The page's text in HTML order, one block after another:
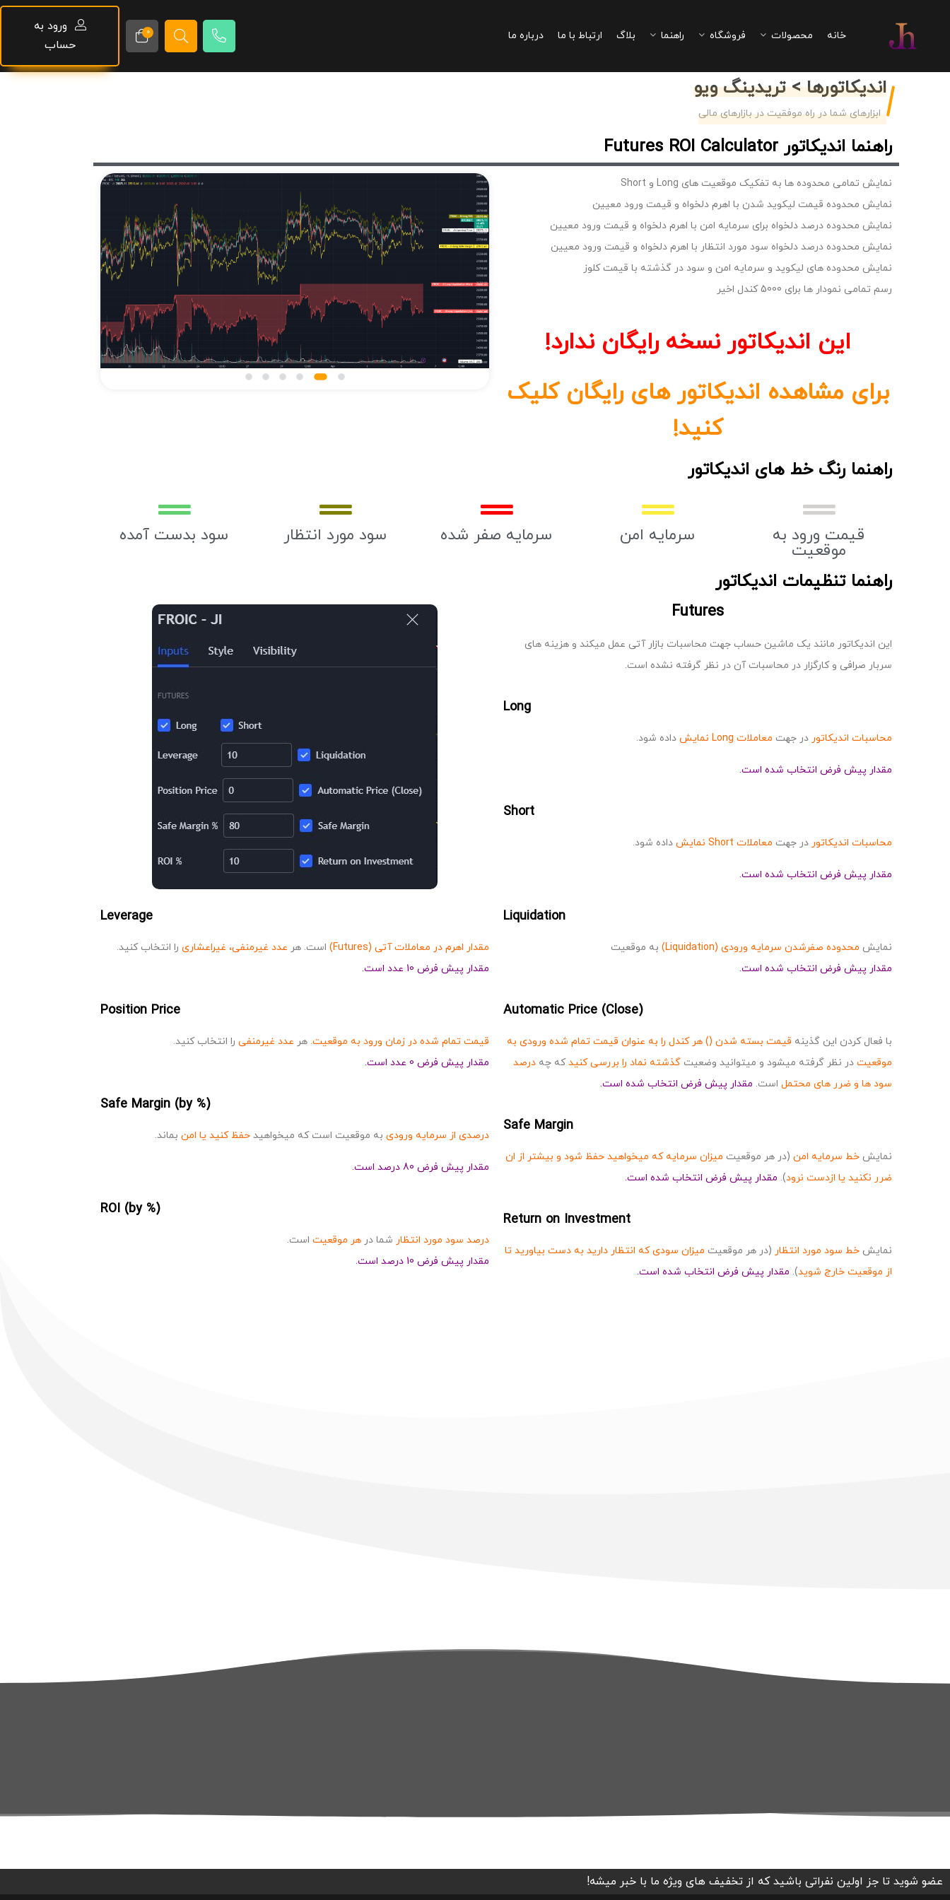
خانه محصولات فروشگاه راهنما بلاگ ارتباط با ما درباره ما 0
ورود به
حساب
اندیکاتورها > تریدینگ ویو
ابزارهای شما در راه موفقیت در بازارهای مالی
راهنما اندیکاتور Futures ROI Calculator
نمایش تمامی محدوده ها به تفکیک موقعیت های Long و Short
نمایش محدوده قیمت لیکوید شدن با اهرم دلخواه و قیمت ورود معیین
نمایش محدوده درصد دلخواه برای سرمایه امن با اهرم دلخواه و قیمت ورود معیین
نمایش محدوده درصد دلخواه سود مورد انتظار با اهرم دلخواه و قیمت ورود معیین
نمایش محدوده های لیکوید و سرمایه امن و سود در گذشته با قیمت کلوز
رسم تمامی نمودار ها برای 5000 کندل اخیر
این اندیکاتور نسخه رایگان ندارد!
برای مشاهده اندیکاتور های رایگان کلیک
کنید!
راهنما رنگ خط های اندیکاتور
قیمت ورود به
موقعیت
سرمایه امن سرمایه صفر شده سود مورد انتظار سود بدست آمده
راهنما تنظیمات اندیکاتور
Futures
این اندیکاتور مانند یک ماشین حساب جهت محاسبات بازار آتی عمل میکند و هزینه های
سربار صرافی و کارگزار در محاسبات آن در نظر گرفته نشده است.
Long
محاسبات اندیکاتور در جهت معاملات Long نمایش داده شود.
مقدار پیش فرض انتخاب شده است.
Short
محاسبات اندیکاتور در جهت معاملات Short نمایش داده شود.
مقدار پیش فرض انتخاب شده است.
Liquidation
نمایش محدوده صفرشدن سرمایه ورودی (Liquidation)
به موقعیت
مقدار پیش فرض انتخاب شده است.
Automatic Price (Close)
با فعال کردن این گذینه قیمت بسته شدن () هر کندل را به عنوان قیمت تمام شده ورودی به
موقعیت در نظر گرفته میشود و میتوانید وضعیت گذشته نماد را بررسی کنیدکه چه درصد
سود ها و ضرر های محتمل است. مقدار پیش فرض انتخاب شده است.
Safe Margin
نمایش خط سرمایه امن (در هر موقعیت میزان سرمایه که میخواهید حفظ شود و بیشتر از ان
ضرر نکنید یا ازدست نرود). مقدار پیش فرض انتخاب شده است.
Return on Investment
نمایش خط سود مورد انتظار (در هر موقعیت میزان سودی که انتظار دارید به دست بیاورید تا
از موقعیت خارج شوید). مقدار پیش فرض انتخاب شده است.
Leverage
مقدار اهرم در معاملات آتی (Futures) است. هر عدد غیرمنفی، غیراعشاری را انتخاب کنید.
مقدار پیش فرض 10 عدد است.
Position Price
قیمت تمام شده در زمان ورود به موقعیت. هر عدد غیرمنفی را انتخاب کنید.
مقدار پیش فرض 0 عدد است.
Safe Margin (by %)
درصدی از سرمایه ورودی به موقعیت است که میخواهید حفظ کنید یا امن بماند.
مقدار پیش فرض 80 درصد است.
ROI (by %)
درصد سود مورد انتظار شما در هر موقعیت است.
مقدار پیش فرض 10 درصد است.
عضو شوید تا جز اولین نفراتی باشید که از تخفیف های ویژه ما با خبر میشه!